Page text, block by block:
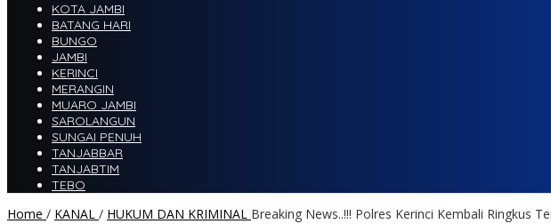
KOTA JAMBI
BATANG HARI
BUNGO
JAMBI
KERINCI
MERANGIN
MUARO JAMBI
SAROLANGUN
SUNGAI PENUH
TANJABBAR
TANJABTIM
TEBO
Home / KANAL / HUKUM DAN KRIMINAL Breaking News..!!! Polres Kerinci Kembali Ringkus